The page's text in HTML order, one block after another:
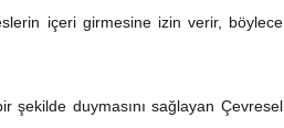
içeri girmesine izin verir, böylece
duymasını sağlayan Çevresel